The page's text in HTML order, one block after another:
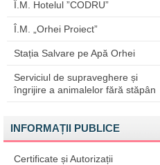
Î.M. Hotelul ”CODRU”
Î.M. „Orhei Proiect”
Stația Salvare pe Apă Orhei
Serviciul de supraveghere și
îngrijire a animalelor fără stăpân
INFORMAȚII PUBLICE
Certificate și Autorizații